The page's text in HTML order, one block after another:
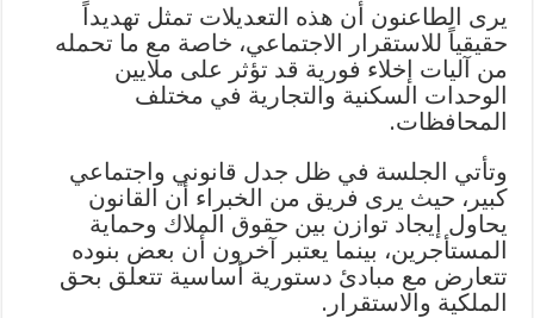
يرى الطاعنون أن هذه التعديلات تمثل تهديداً
حقيقياً للاستقرار الاجتماعي، خاصة مع ما تحمله
من آليات إخلاء فورية قد تؤثر على ملايين
الوحدات السكنية والتجارية في مختلف
المحافظات.
وتأتي الجلسة في ظل جدل قانوني واجتماعي
كبير، حيث يرى فريق من الخبراء أن القانون
يحاول إيجاد توازن بين حقوق الملاك وحماية
المستأجرين، بينما يعتبر آخرون أن بعض بنوده
تتعارض مع مبادئ دستورية أساسية تتعلق بحق
الملكية والاستقرار.